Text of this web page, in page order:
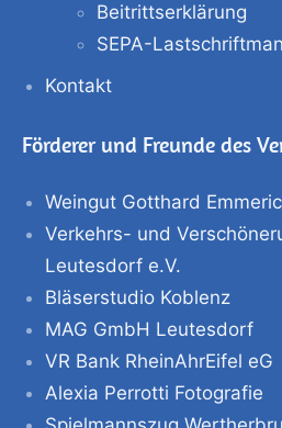
Beitrittserklärung
SEPA-
Kontakt
Förderer und Freunde des
Weingut Gotthard
Verkehrs- und
Leutesdorf e.V.
Bläserstudio Koblenz
MAG GmbH Leutesdorf
VR Bank RheinAhrEifel eG
Alexia Perrotti Fotografie